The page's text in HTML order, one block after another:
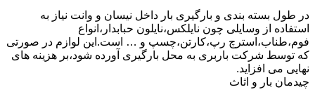
در طول بسته بندی و بارگیری بار داخل نیسان و وانت نیاز به
استفاده از وسایلی چون نایلکس،نایلون حبابدار،انواع
فوم،طناب،استرچ رپ،کارتن،چسپ و … است.این لوازم در صورتی
که توسط شرکت باربری به محل بارگیری آورده شود،بر هزینه های
نهایی می افزاید.
چیدمان بار و اثاث